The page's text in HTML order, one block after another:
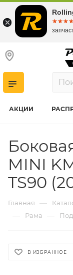
АКЦИИ
MINI
TS90
Главная —
— Рама —
В ИЗБРАННОЕ